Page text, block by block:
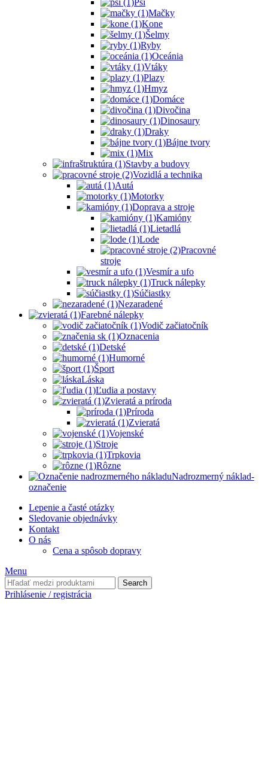
Psi
Mačky
Kone
Šelmy
Ryby
Oceánia
Vtáky
Plazy
Hmyz
Domáce
Divočina
Dinosaury
Draky
Bájne tvory
Mix
Stavby a budovy
Vozidlá a technika
Autá
Motorky
Doprava a stroje
Kamióny
Lietadlá
Lode
Pracovné
stroje
Vesmír a ufo
Truck nálepky
Súčiastky
Nezaradené
Farebné nálepky
Vodič začiatočník
Oznacenia
Detské
Humorné
Šport
Láska
Ľudia a postavy
Zvieratá a príroda
Príroda
Zvieratá
Vojenské
Stroje
Trpkovia
Rôzne
Nadrozmerný náklad-
označenie
Lepenie a časté otázky
Sledovanie objednávky
Kontakt
O nás
Cena a spôsob dopravy
Menu
Search
Prihlásenie / registrácia